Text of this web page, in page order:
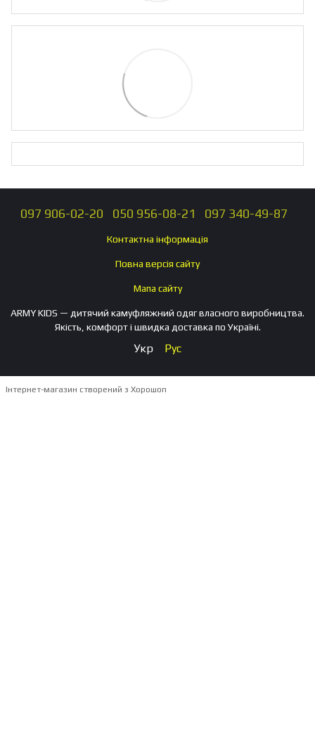
097 906-02-20 050 956-08-21 097 340-49-87
Контактна інформація
Повна версія сайту
Мапа сайту
ARMY KIDS — дитячий камуфляжний одяг власного виробництва.
Якість, комфорт і швидка доставка по Україні.
Укр Рус
Інтернет-магазин створений з Хорошоп